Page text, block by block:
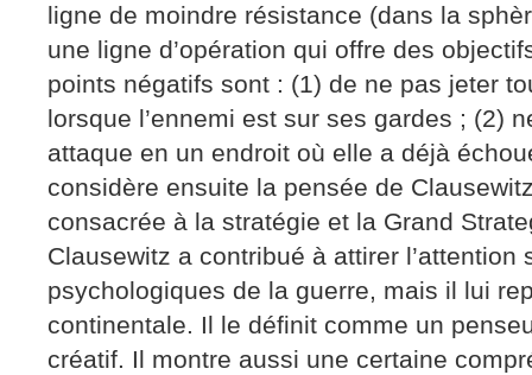
ligne de moindre résistance (dans la
une ligne d’opération qui offre des
points négatifs sont : (1) de ne pas jeter
lorsque l’ennemi est sur ses gardes ; (2)
attaque en un endroit où elle a déjà
considère ensuite la pensée de
consacrée à la stratégie et la Grand
Clausewitz a contribué à attirer l’attention
psychologiques de la guerre, mais il lui
continentale. Il le définit comme un
créatif. Il montre aussi une certaine